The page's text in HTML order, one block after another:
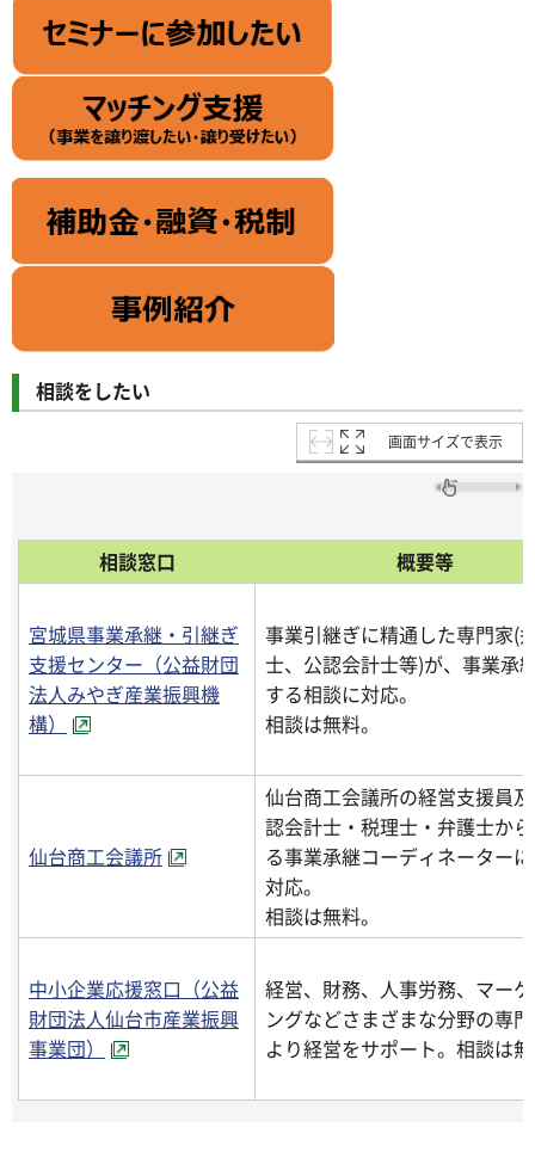
相談をしたい
画面サイズで表示
相談窓口 概要等
宮城県事業承継・引継ぎ
支援センター（公益財団
法人みやぎ産業振興機
構）
事業引継ぎに精通した専門家(
士、公認会計士等)が、事業承
する相談に対応。
相談は無料。
仙台商工会議所
仙台商工会議所の経営支援員
認会計士・税理士・弁護士か
る事業承継コーディネーター
対応。
相談は無料。
中小企業応援窓口（公益
財団法人仙台市産業振興
事業団）
経営、財務、人事労務、マー
ングなどさまざまな分野の専
より経営をサポート。相談は